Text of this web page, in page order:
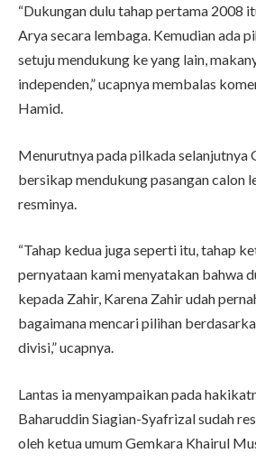
“Dukungan dulu tahap pertama 2008
Arya secara lembaga. Kemudian ada
setuju mendukung ke yang lain,
independen,” ucapnya membalas
Hamid.
Menurutnya pada pilkada selanjutnya
bersikap mendukung pasangan calon
resminya.
“Tahap kedua juga seperti itu, tahap
pernyataan kami menyatakan bahwa
kepada Zahir, Karena Zahir udah
bagaimana mencari pilihan
divisi,” ucapnya.
Lantas ia menyampaikan pada
Baharuddin Siagian-Syafrizal sudah
oleh ketua umum Gemkara Khairul